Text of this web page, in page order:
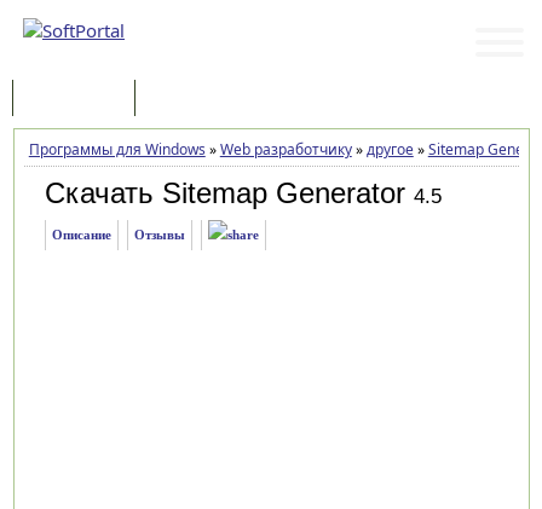
Программы для Windows »Web разработчику»другое»Sitemap
Скачать Sitemap Generator 4.5
Описание Отзывы